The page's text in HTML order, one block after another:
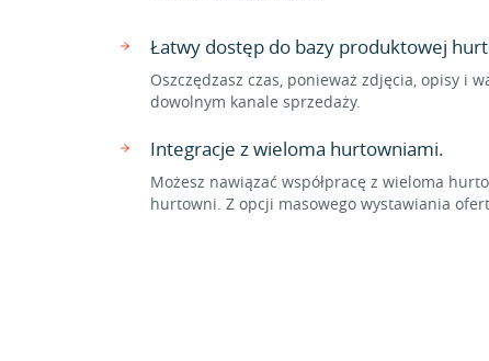
Łatwy dostęp do bazy produktowej
Oszczędzasz czas, ponieważ zdjęcia, opisy i
dowolnym kanale sprzedaży.
Integracje z wieloma hurtowniami.
Możesz nawiązać współpracę z wieloma
hurtowni. Z opcji masowego wystawiania